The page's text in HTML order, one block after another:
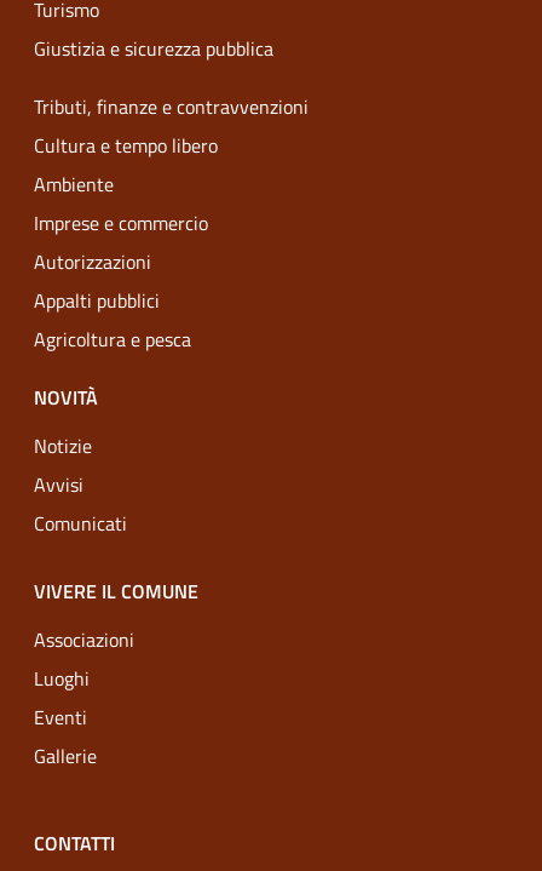
Turismo
Giustizia e sicurezza pubblica
Tributi, finanze e contravvenzioni
Cultura e tempo libero
Ambiente
Imprese e commercio
Autorizzazioni
Appalti pubblici
Agricoltura e pesca
NOVITÀ
Notizie
Avvisi
Comunicati
VIVERE IL COMUNE
Associazioni
Luoghi
Eventi
Gallerie
CONTATTI